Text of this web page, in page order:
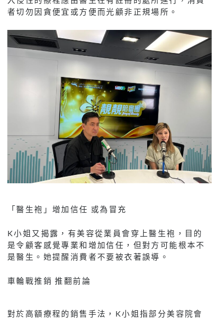
者切勿因貪便宜或方便而光顧非正規場所。
「醫生袍」增加信任 或為冒充
K小姐又揭露，有美容從業員會穿上醫生袍，目的
是令顧客感覺專業和增加信任，但對方可能根本不
是醫生。她提醒消費者不要被衣著誤導。
車輪戰推銷 推翻前論
對於高額療程的銷售手法，K小姐指部分美容院會